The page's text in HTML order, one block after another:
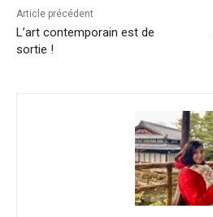
Article précédent
L’art contemporain est de
sortie !